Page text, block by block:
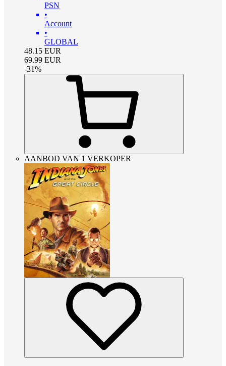
PSN
•
Account
•
GLOBAL
48.15 EUR
69.99 EUR
-31%
AANBOD VAN 1 VERKOPER